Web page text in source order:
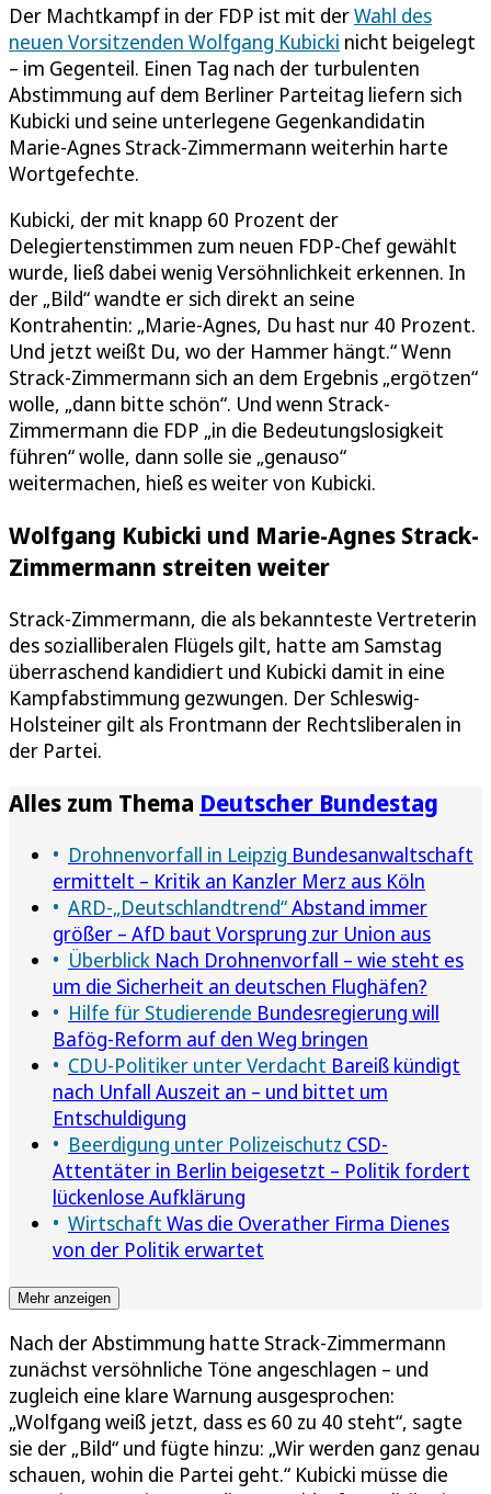
Der Machtkampf in der FDP ist mit derWahl des
neuen Vorsitzenden Wolfgang Kubicki nicht beigelegt
– im Gegenteil. Einen Tag nach der turbulenten
Abstimmung auf dem Berliner Parteitag liefern sich
Kubicki und seine unterlegene Gegenkandidatin
Marie-Agnes Strack-Zimmermann weiterhin harte
Wortgefechte.
Kubicki, der mit knapp 60 Prozent der
Delegiertenstimmen zum neuen FDP-Chef gewählt
wurde, ließ dabei wenig Versöhnlichkeit erkennen. In
der „Bild“ wandte er sich direkt an seine
Kontrahentin: „Marie-Agnes, Du hast nur 40 Prozent.
Und jetzt weißt Du, wo der Hammer hängt.“ Wenn
Strack-Zimmermann sich an dem Ergebnis „ergötzen“
wolle, „dann bitte schön“. Und wenn Strack-
Zimmermann die FDP „in die Bedeutungslosigkeit
führen“ wolle, dann solle sie „genauso“
weitermachen, hieß es weiter von Kubicki.
Wolfgang Kubicki und Marie-Agnes Strack-
Zimmermann streiten weiter
Strack-Zimmermann, die als bekannteste Vertreterin
des sozialliberalen Flügels gilt, hatte am Samstag
überraschend kandidiert und Kubicki damit in eine
Kampfabstimmung gezwungen. Der Schleswig-
Holsteiner gilt als Frontmann der Rechtsliberalen in
der Partei.
Alles zum Thema Deutscher Bundestag
Drohnenvorfall in Leipzig Bundesanwaltschaft
ermittelt – Kritik an Kanzler Merz aus Köln
ARD-„Deutschlandtrend“Abstand immer
größer – AfD baut Vorsprung zur Union aus
Überblick Nach Drohnenvorfall – wie steht es
um die Sicherheit an deutschen Flughäfen?
Hilfe für Studierende Bundesregierung will
Bafög-Reform auf den Weg bringen
CDU-Politiker unter Verdacht Bareiß kündigt
nach Unfall Auszeit an – und bittet um
Entschuldigung
Beerdigung unter Polizeischutz CSD-
Attentäter in Berlin beigesetzt – Politik fordert
lückenlose Aufklärung
Wirtschaft Was die Overather Firma Dienes
von der Politik erwartet
Mehr anzeigen
Nach der Abstimmung hatte Strack-Zimmermann
zunächst versöhnliche Töne angeschlagen – und
zugleich eine klare Warnung ausgesprochen:
„Wolfgang weiß jetzt, dass es 60 zu 40 steht“, sagte
sie der „Bild“ und fügte hinzu: „Wir werden ganz genau
schauen, wohin die Partei geht.“ Kubicki müsse die